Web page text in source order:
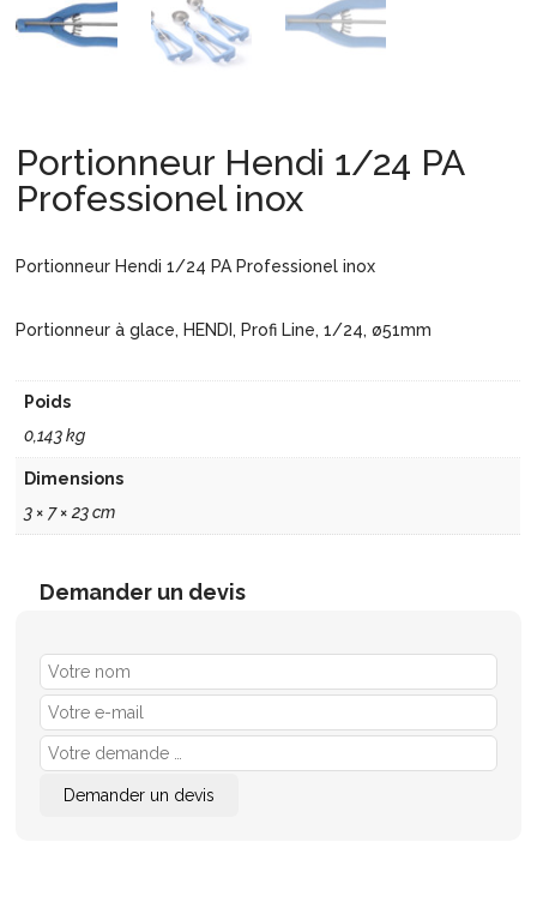
Portionneur Hendi 1/24 PA
Professionel inox
Portionneur Hendi 1/24 PA Professionel inox
Portionneur à glace, HENDI, Profi Line, 1/24, ø51mm
Poids
0,143 kg
Dimensions
3 × 7 × 23 cm
Demander un devis